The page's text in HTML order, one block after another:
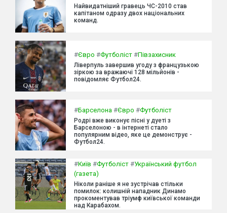
Найвидатніший гравець ЧС-2010 став
капітаном одразу двох національних
команд.
#Євро #Футболіст #Півзахисник
Ліверпуль завершив угоду з французькою
зіркою за вражаючі 128 мільйонів -
повідомляє Футбол24.
#Барселона #Євро #Футболіст
Родрі вже виконує пісні у дуеті з
Барселоною - в інтернеті стало
популярним відео, яке це демонструє -
Футбол24.
#Київ #Футболіст #Український футбол
(газета)
Ніколи раніше я не зустрічав стільки
помилок: колишній нападник Динамо
прокоментував тріумф київської команди
над Карабахом.